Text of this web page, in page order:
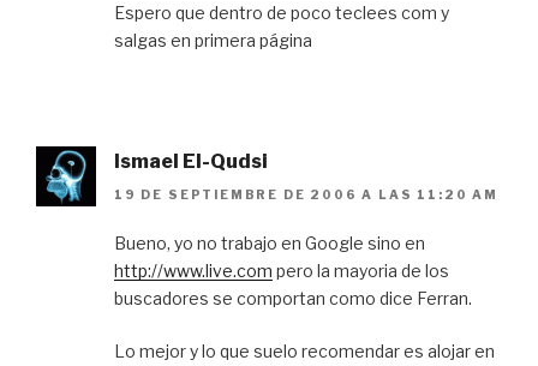
Espero que dentro de poco teclees com y
salgas en primera página
Ismael El-Qudsi
19 DE SEPTIEMBRE DE 2006 A LAS 11:20 AM
Bueno, yo no trabajo en Google sino en
http://www.live.com pero la mayoria de los
buscadores se comportan como dice Ferran.
Lo mejor y lo que suelo recomendar es alojar en